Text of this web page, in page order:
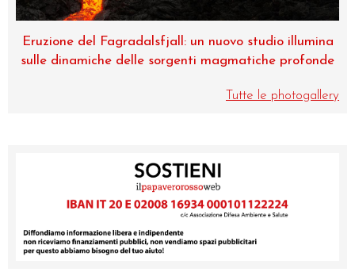
Eruzione del Fagradalsfjall: un nuovo studio illumina
sulle dinamiche delle sorgenti magmatiche profonde
Tutte le photogallery